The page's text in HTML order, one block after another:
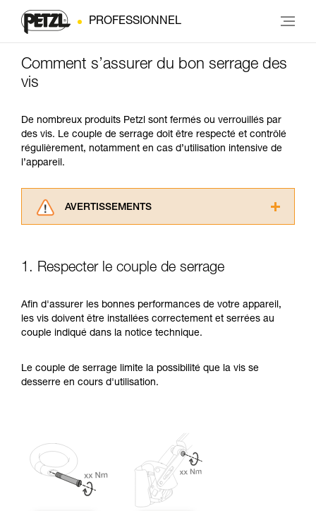
PROFESSIONNEL
Comment s’assurer du bon serrage des
vis
De nombreux produits Petzl sont fermés ou verrouillés par
des vis. Le couple de serrage doit être respecté et contrôlé
régulièrement, notamment en cas d’utilisation intensive de
l’appareil.
AVERTISSEMENTS
consulter. Vous devez avoir compris les
informations de la notice technique pour
d’informations.
Maîtriser ces techniques nécessite une
formation et un entraînement spécifique. Validez
de la reproduire en autonomie.
1. Respecter le couple de serrage
Afin d'assurer les bonnes performances de votre appareil,
les vis doivent être installées correctement et serrées au
couple indiqué dans la notice technique.
Le couple de serrage limite la possibilité que la vis se
desserre en cours d'utilisation.